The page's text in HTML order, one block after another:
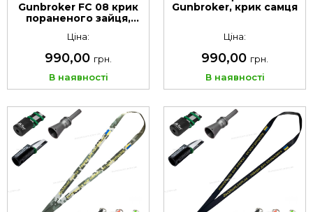
Gunbroker FC 08 крик
пораненого зайця,
Ціна:
990,00 грн.
В наявності
Gunbroker, крик самця
Ціна:
990,00 грн.
В наявності